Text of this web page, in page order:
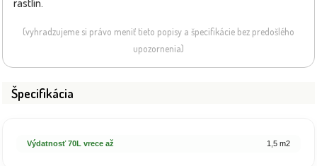
rastlín.
(vyhradzujeme si právo meniť tieto popisy a špecifikácie bez predošlého
upozornenia)
Špecifikácia
Výdatnosť 70L vrece až 1,5 m2